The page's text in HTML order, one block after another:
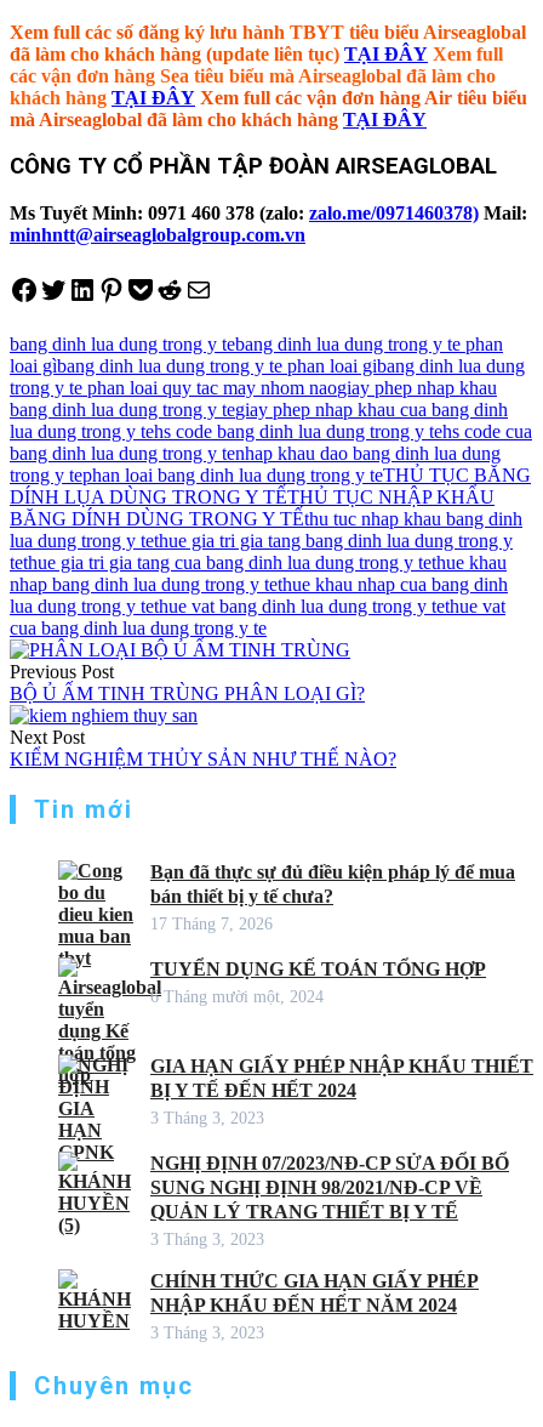
Xem full các số đăng ký lưu hành TBYT tiêu biểu Airseaglobal
đã làm cho khách hàng (update liên tục) TẠI ĐÂY Xem full
các vận đơn hàng Sea tiêu biểu mà Airseaglobal đã làm cho
khách hàng TẠI ĐÂY Xem full các vận đơn hàng Air tiêu biểu
mà Airseaglobal đã làm cho khách hàng TẠI ĐÂY
CÔNG TY CỔ PHẦN TẬP ĐOÀN AIRSEAGLOBAL
Ms Tuyết Minh: 0971 460 378 (zalo: zalo.me/0971460378) Mail:
minhntt@airseaglobalgroup.com.vn
Share on Facebook
Tweet on Twitter
Share on LinkedIn
Pin on Pinterest
Save to pocket
Share on Reddit
Share via Email
bang dinh lua dung trong y tebang dinh lua dung trong y te phan
loai gìbang dinh lua dung trong y te phan loai gibang dinh lua dung
trong y te phan loai quy tac may nhom naogiay phep nhap khau
bang dinh lua dung trong y tegiay phep nhap khau cua bang dinh
lua dung trong y tehs code bang dinh lua dung trong y tehs code cua
bang dinh lua dung trong y tenhap khau dao bang dinh lua dung
trong y tephan loai bang dinh lua dung trong y teTHỦ TỤC BĂNG
DÍNH LỤA DÙNG TRONG Y TẾTHỦ TỤC NHẬP KHẨU
BĂNG DÍNH DÙNG TRONG Y TẾthu tuc nhap khau bang dinh
lua dung trong y tethue gia tri gia tang bang dinh lua dung trong y
tethue gia tri gia tang cua bang dinh lua dung trong y tethue khau
nhap bang dinh lua dung trong y tethue khau nhap cua bang dinh
lua dung trong y tethue vat bang dinh lua dung trong y tethue vat
cua bang dinh lua dung trong y te
Điều
hướng
bài
viết
Previous Post
BỘ Ủ ẤM TINH TRÙNG PHÂN LOẠI GÌ?
Next Post
KIỂM NGHIỆM THỦY SẢN NHƯ THẾ NÀO?
Tin mới
Bạn đã thực sự đủ điều kiện pháp lý để mua
bán thiết bị y tế chưa?
17 Tháng 7, 2026
TUYỂN DỤNG KẾ TOÁN TỔNG HỢP
6 Tháng mười một, 2024
GIA HẠN GIẤY PHÉP NHẬP KHẨU THIẾT
BỊ Y TẾ ĐẾN HẾT 2024
3 Tháng 3, 2023
NGHỊ ĐỊNH 07/2023/NĐ-CP SỬA ĐỔI BỔ
SUNG NGHỊ ĐỊNH 98/2021/NĐ-CP VỀ
QUẢN LÝ TRANG THIẾT BỊ Y TẾ
3 Tháng 3, 2023
CHÍNH THỨC GIA HẠN GIẤY PHÉP
NHẬP KHẨU ĐẾN HẾT NĂM 2024
3 Tháng 3, 2023
Chuyên mục